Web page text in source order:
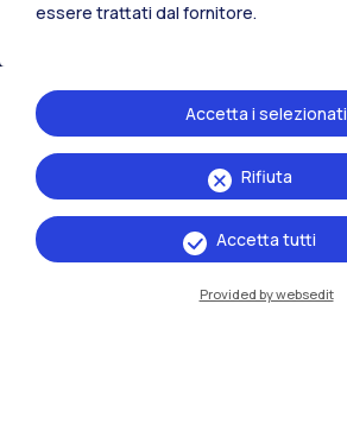
essere trattati dal fornitore.
Rifiuta
Accetta i selezionati
Accetta tutti
Provided by websedit